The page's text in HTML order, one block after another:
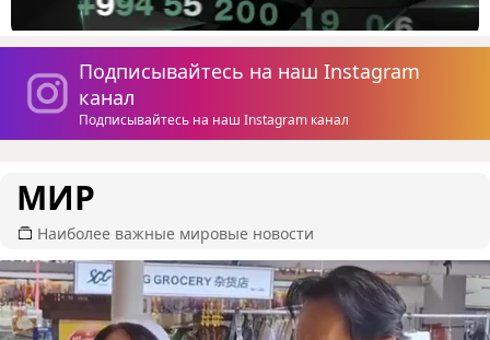
Подписывайтесь на наш Instagram
канал
Подписывайтесь на наш Instagram канал
МИР
Наиболее важные мировые новости